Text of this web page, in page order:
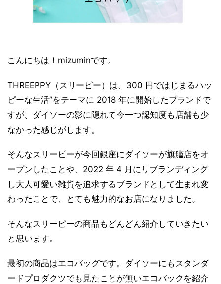
こんにちは！mizuminです。
THREEPPY（スリーピー）は、300 円ではじまるハッ
ピーな生活”をテーマに 2018 年に開始したブランドで
すが、ダイソーの影に隠れて今一つ認知度も店舗も少
なかった感じがします。
そんなスリーピーが今回銀座にダイソーが旗艦店をオ
ープンしたことや、2022 年 4 月にリブランディング
し大人可愛い雑貨を追求するブランドとして生まれ変
わったことで、とても魅力的なお店になりました。
そんなスリーピーの商品もどんどん紹介していきたい
と思います。
最初の商品はエコバッグです。ダイソーにもスタンダ
ードプロダクツでも見たことが無いエコバックを紹介